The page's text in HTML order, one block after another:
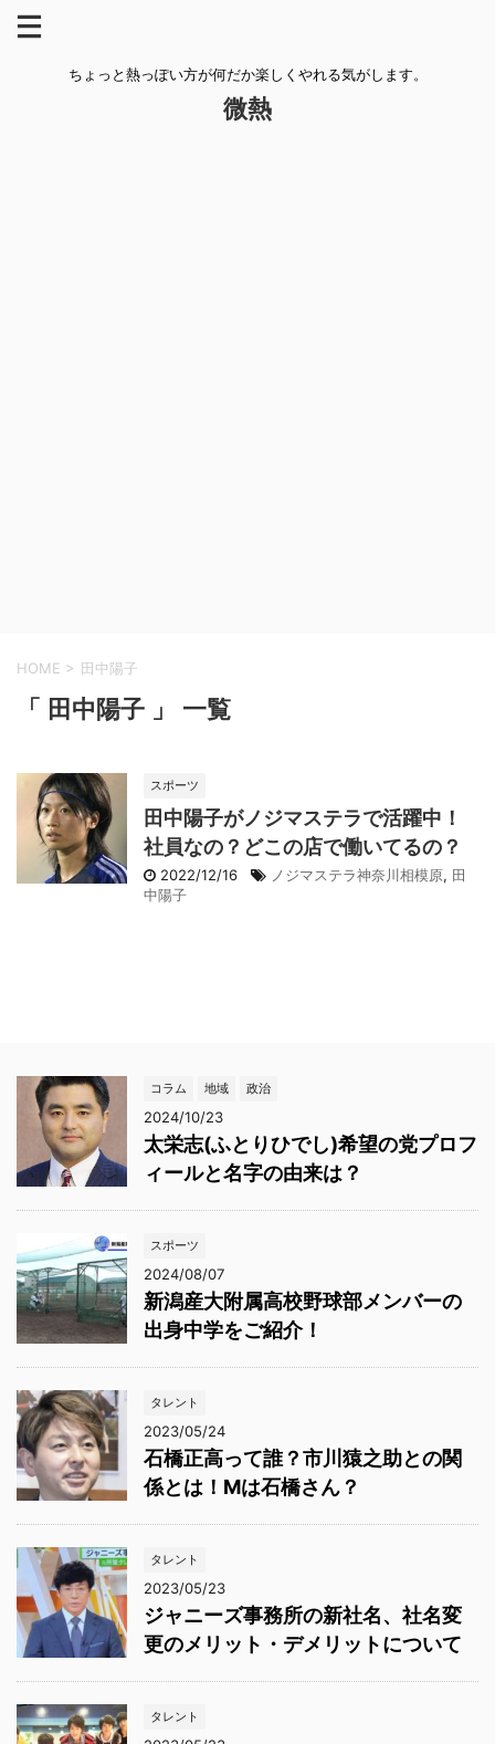
ちょっと熱っぽい方が何だか楽しくやれる気がします。
微熱
HOME > 田中陽子
「 田中陽子 」 一覧
スポーツ
田中陽子がノジマステラで活躍中！
社員なの？どこの店で働いてるの？
2022/12/16 ノジマステラ神奈川相模原, 田
中陽子
コラム 地域 政治
2024/10/23
太栄志(ふとりひでし)希望の党プロフ
ィールと名字の由来は？
スポーツ
2024/08/07
新潟産大附属高校野球部メンバーの
出身中学をご紹介！
タレント
2023/05/24
石橋正高って誰？市川猿之助との関
係とは！Mは石橋さん？
タレント
2023/05/23
ジャニーズ事務所の新社名、社名変
更のメリット・デメリットについて
タレント